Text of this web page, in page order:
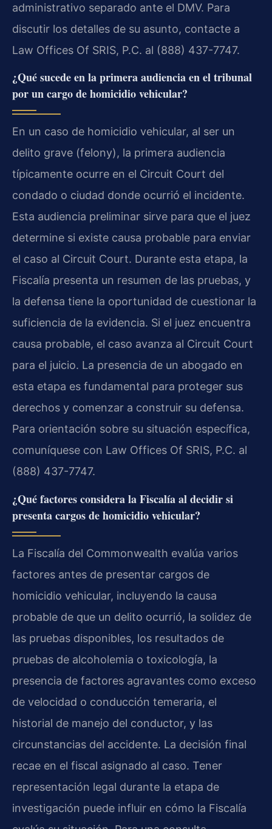
administrativo separado ante el DMV. Para
discutir los detalles de su asunto, contacte a
Law Offices Of SRIS, P.C. al (888) 437-7747.
¿Qué sucede en la primera audiencia en el tribunal
por un cargo de homicidio vehicular?
En un caso de homicidio vehicular, al ser un
delito grave (felony), la primera audiencia
típicamente ocurre en el Circuit Court del
condado o ciudad donde ocurrió el incidente.
Esta audiencia preliminar sirve para que el juez
determine si existe causa probable para enviar
el caso al Circuit Court. Durante esta etapa, la
Fiscalía presenta un resumen de las pruebas, y
la defensa tiene la oportunidad de cuestionar la
suficiencia de la evidencia. Si el juez encuentra
causa probable, el caso avanza al Circuit Court
para el juicio. La presencia de un abogado en
esta etapa es fundamental para proteger sus
derechos y comenzar a construir su defensa.
Para orientación sobre su situación específica,
comuníquese con Law Offices Of SRIS, P.C. al
(888) 437-7747.
¿Qué factores considera la Fiscalía al decidir si
presenta cargos de homicidio vehicular?
La Fiscalía del Commonwealth evalúa varios
factores antes de presentar cargos de
homicidio vehicular, incluyendo la causa
probable de que un delito ocurrió, la solidez de
las pruebas disponibles, los resultados de
pruebas de alcoholemia o toxicología, la
presencia de factores agravantes como exceso
de velocidad o conducción temeraria, el
historial de manejo del conductor, y las
circunstancias del accidente. La decisión final
recae en el fiscal asignado al caso. Tener
representación legal durante la etapa de
investigación puede influir en cómo la Fiscalía